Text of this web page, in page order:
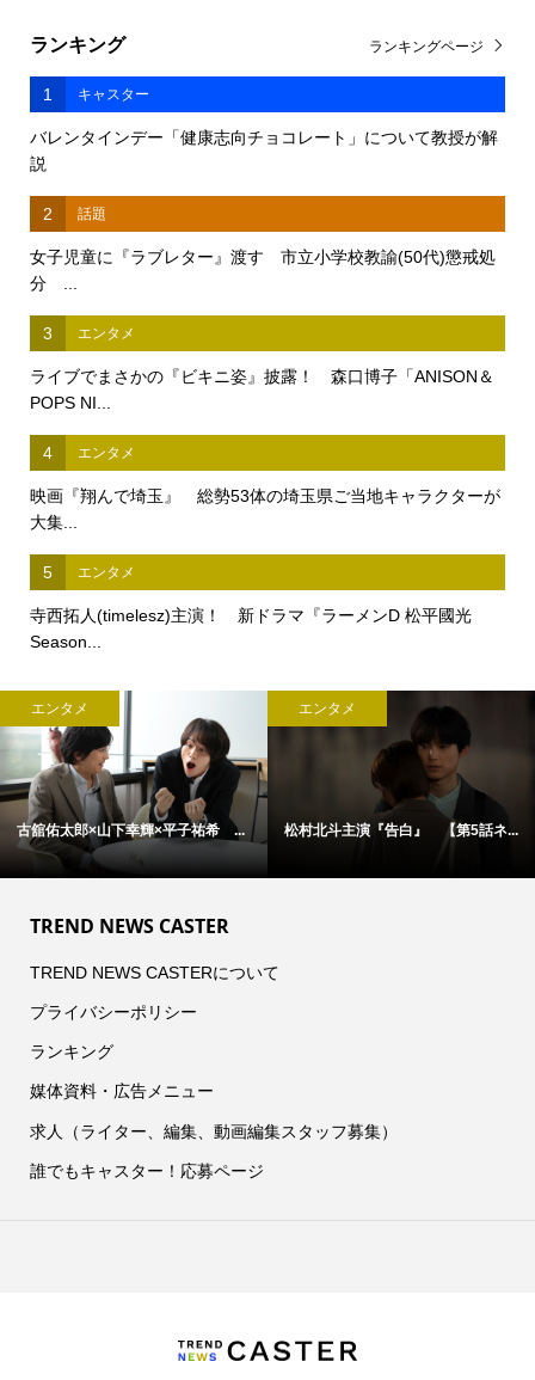
ランキング
1 キャスター
バレンタインデー「健康志向チョコレート」について教授が解
説
2 話題
女子児童に『ラブレター』渡す 市立小学校教諭(50代)懲戒処
分 ...
3 エンタメ
ライブでまさかの『ビキニ姿』披露！ 森口博子「ANISON＆
POPS NI...
4 エンタメ
映画『翔んで埼玉』 総勢53体の埼玉県ご当地キャラクターが
大集...
5 エンタメ
寺西拓人(timelesz)主演！ 新ドラマ『ラーメンD 松平國光
Season...
ランキングページ
エンタメ
古舘佑太郎×山下幸輝×平子祐希 ...
エンタメ
松村北斗主演『告白』 【第5話ネ...
TREND NEWS CASTER
TREND NEWS CASTERについて
プライバシーポリシー
ランキング
媒体資料・広告メニュー
求人（ライター、編集、動画編集スタッフ募集）
誰でもキャスター！応募ページ